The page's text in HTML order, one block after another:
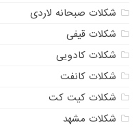
شکلات صبحانه لاردی
شکلات قیفی
شکلات کادویی
شکلات کانفت
شکلات کیت کت
شکلات مشهد